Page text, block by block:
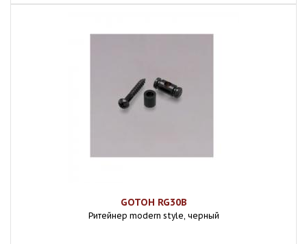
GOTOH RG30B
Ритейнер modern style, черный